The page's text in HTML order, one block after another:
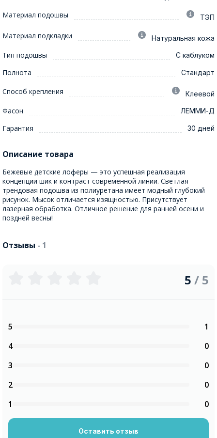
Материал подошвы ТЭП
Материал подкладки Натуральная кожа
Тип подошвы С каблуком
Полнота Стандарт
Способ крепления Клеевой
Фасон ЛЕММИ-Д
Гарантия 30 дней
Описание товара
Бежевые детские лоферы — это успешная реализация
концепции шик и контраст современной линии. Светлая
трендовая подошва из полиуретана имеет модный глубокий
рисунок. Мысок отличается изящностью. Присутствует
лазерная обработка. Отличное решение для ранней осени и
поздней весны!
Отзывы - 1
5 / 5
5
1
4
0
3
0
2
0
1
0
Оставить отзыв